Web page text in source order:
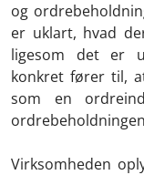
og
er uklart, hvad
ligesom det er
konkret fører til,
som en
Virksomheden